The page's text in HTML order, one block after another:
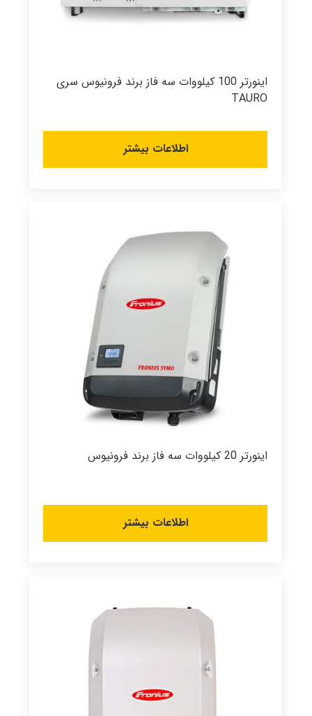
اینورتر 100 کیلووات سه فاز برند فرونیوس سری
TAURO
اطلاعات بیشتر
اینورتر 20 کیلووات سه فاز برند فرونیوس
اطلاعات بیشتر